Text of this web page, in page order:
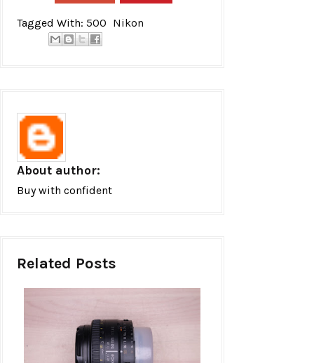
Tagged With: 500 Nikon
About author:
Buy with confident
Related Posts